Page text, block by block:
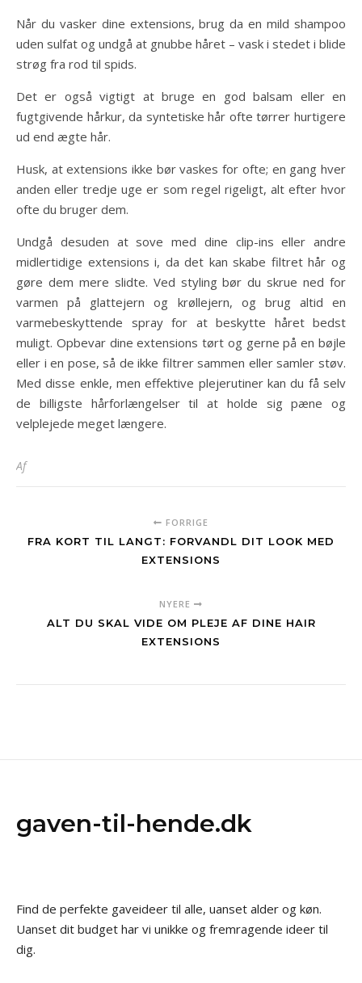
Når du vasker dine extensions, brug da en mild shampoo
uden sulfat og undgå at gnubbe håret – vask i stedet i blide
strøg fra rod til spids.
Det er også vigtigt at bruge en god balsam eller en
fugtgivende hårkur, da syntetiske hår ofte tørrer hurtigere
ud end ægte hår.
Husk, at extensions ikke bør vaskes for ofte; en gang hver
anden eller tredje uge er som regel rigeligt, alt efter hvor
ofte du bruger dem.
Undgå desuden at sove med dine clip-ins eller andre
midlertidige extensions i, da det kan skabe filtret hår og
gøre dem mere slidte. Ved styling bør du skrue ned for
varmen på glattejern og krøllejern, og brug altid en
varmebeskyttende spray for at beskytte håret bedst
muligt. Opbevar dine extensions tørt og gerne på en bøjle
eller i en pose, så de ikke filtrer sammen eller samler støv.
Med disse enkle, men effektive plejerutiner kan du få selv
de billigste hårforlængelser til at holde sig pæne og
velplejede meget længere.
Af
FORRIGE
FRA KORT TIL LANGT: FORVANDL DIT LOOK MED
EXTENSIONS
NYERE
ALT DU SKAL VIDE OM PLEJE AF DINE HAIR
EXTENSIONS
gaven-til-hende.dk
Find de perfekte gaveideer til alle, uanset alder og køn.
Uanset dit budget har vi unikke og fremragende ideer til
dig.